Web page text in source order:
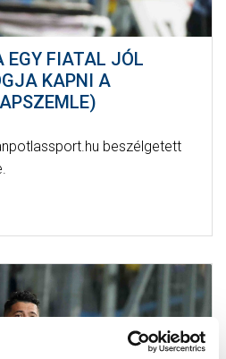
EGY FIATAL JÓL
KAPNI A
beszélgetett